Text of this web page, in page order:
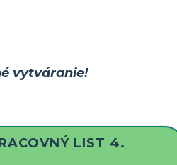
vytváranie!
LIST 4.